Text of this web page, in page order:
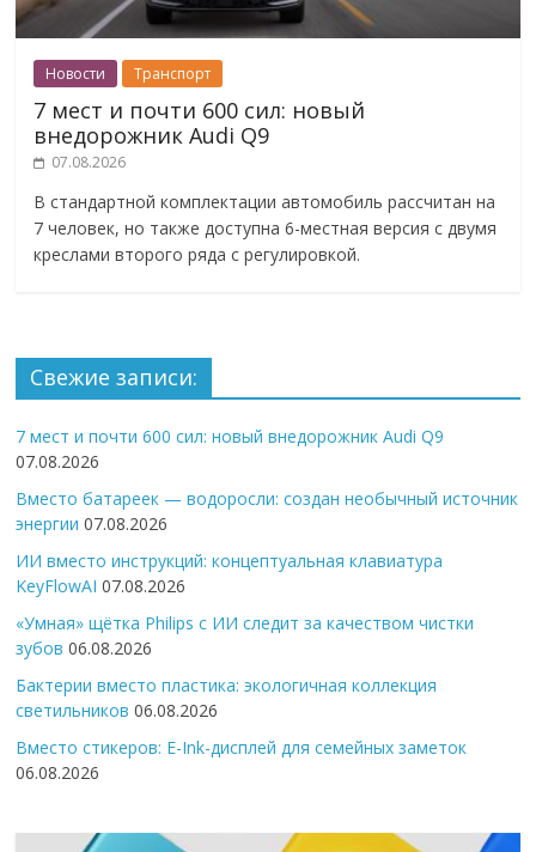
Новости Транспорт
7 мест и почти 600 сил: новый
внедорожник Audi Q9
07.08.2026
В стандартной комплектации автомобиль рассчитан на
7 человек, но также доступна 6-местная версия с двумя
креслами второго ряда с регулировкой.
Свежие записи:
7 мест и почти 600 сил: новый внедорожник Audi Q9
07.08.2026
Вместо батареек — водоросли: создан необычный источник
энергии 07.08.2026
ИИ вместо инструкций: концептуальная клавиатура
KeyFlowAI 07.08.2026
«Умная» щётка Philips с ИИ следит за качеством чистки
зубов 06.08.2026
Бактерии вместо пластика: экологичная коллекция
светильников 06.08.2026
Вместо стикеров: E-Ink-дисплей для семейных заметок
06.08.2026